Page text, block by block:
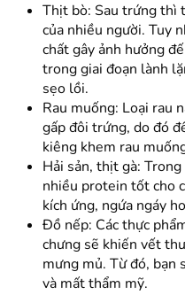
Thịt bò: Sau trứng thì
của nhiều người. Tuy
chất gây ảnh hưởng
trong giai đoạn lành
sẹo lồi.
Rau muống: Loại rau
gấp đôi trứng, do đó
kiêng khem rau
Hải sản, thịt gà:
nhiều protein tốt cho
kích ứng, ngứa ngáy
Đồ nếp: Các thực
chưng sẽ khiến vết
mưng mủ. Từ đó, bạn
và mất thẩm mỹ.